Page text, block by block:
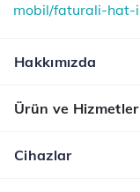
mobil/faturali-hat-
Hakkımızda
Ürün ve Hizmetler
Cihazlar